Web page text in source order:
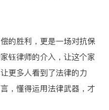
的胜利，更是一场对抗保
钰律师的介入，让这个家
更多人看到了法律的力
，懂得运用法律武器，才